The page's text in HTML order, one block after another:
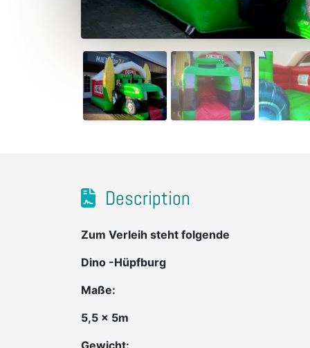
Description
Zum Verleih steht folgende
Dino -Hüpfburg
Maße:
5,5 x 5m
Gewicht: